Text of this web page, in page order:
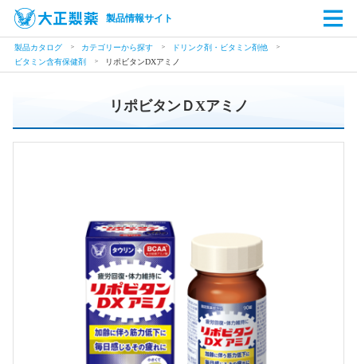
製品情報サイト
製品カタログ カテゴリーから探す
ドリンク剤・ビタミン剤他
ビタミン含有保健剤
リポビタンDXアミノ
リポビタンＤXアミノ